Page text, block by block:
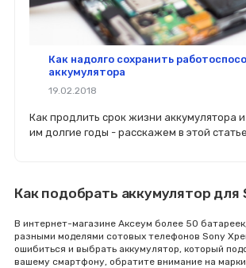
Как надолго сохранить
аккумулятора
19.02.2018
Как продлить срок жизни аккумулятора и
им долгие годы - расскажем в этой
Как подобрать аккумулятор для
В интернет-магазине Аксеум более 50
разными моделями сотовых телефонов Sony
ошибиться и выбрать аккумулятор, который
вашему смартфону, обратите внимание на